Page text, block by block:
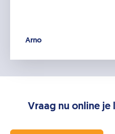
Arno
Vraag nu online je